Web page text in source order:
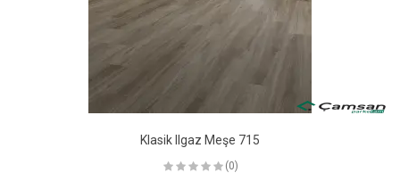
Klasik Ilgaz Meşe 715
(0)